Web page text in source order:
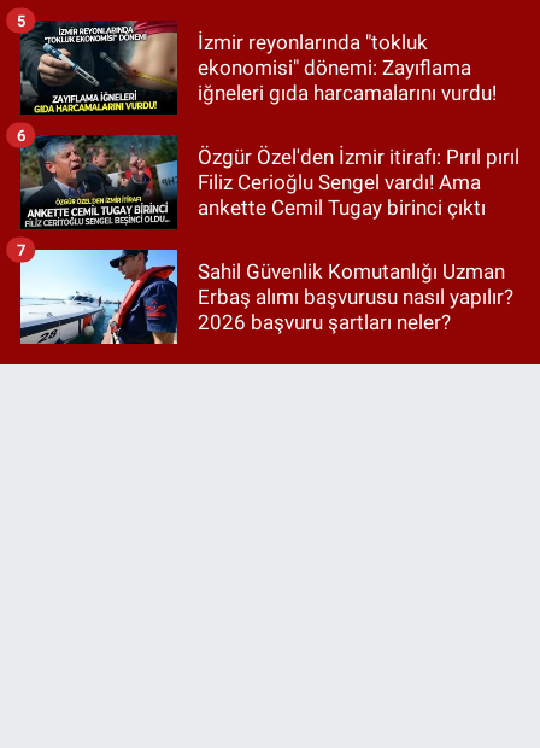
İzmir reyonlarında "tokluk
ekonomisi" dönemi: Zayıflama
iğneleri gıda harcamalarını vurdu!
5
Özgür Özel'den İzmir itirafı: Pırıl pırıl
Filiz Cerioğlu Sengel vardı! Ama
ankette Cemil Tugay birinci çıktı
6
Sahil Güvenlik Komutanlığı Uzman
Erbaş alımı başvurusu nasıl yapılır?
2026 başvuru şartları neler?
7